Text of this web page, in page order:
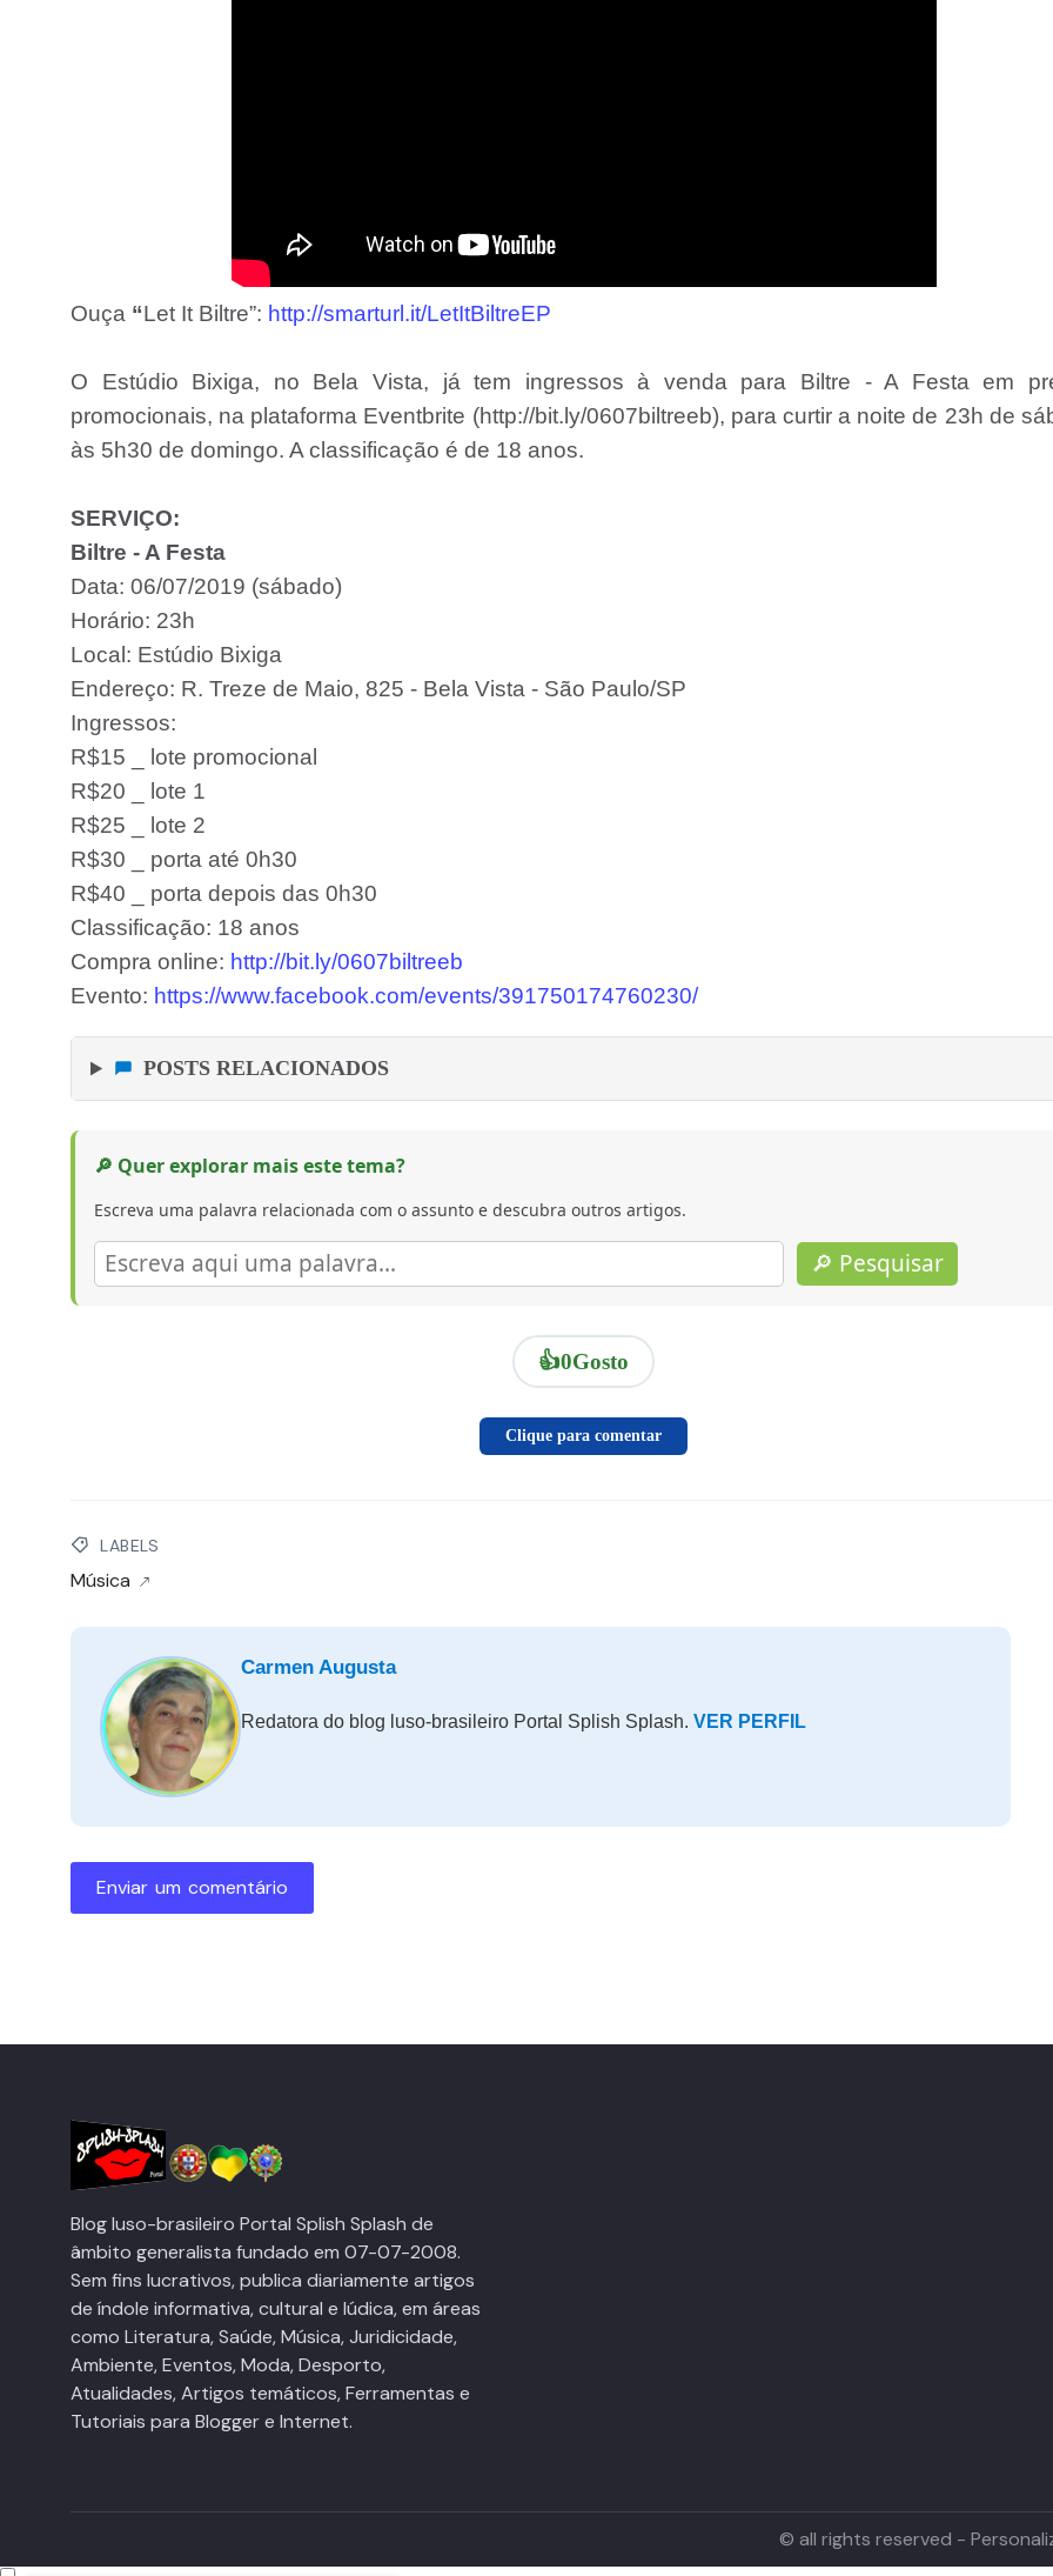
Ouça “Let It Biltre”: http://smarturl.it/LetItBiltreEP
O Estúdio Bixiga, no Bela Vista, já tem ingressos à venda para Biltre - A Festa em
promocionais, na plataforma Eventbrite (http://bit.ly/0607biltreeb), para curtir a noite de 23h de
às 5h30 de domingo. A classificação é de 18 anos.
SERVIÇO:
Biltre - A Festa
Data: 06/07/2019 (sábado)
Horário: 23h
Local: Estúdio Bixiga
Endereço: R. Treze de Maio, 825 - Bela Vista - São Paulo/SP
Ingressos:
R$15 _ lote promocional
R$20 _ lote 1
R$25 _ lote 2
R$30 _ porta até 0h30
R$40 _ porta depois das 0h30
Classificação: 18 anos
Compra online: http://bit.ly/0607biltreeb
Evento: https://www.facebook.com/events/391750174760230/
POSTS RELACIONADOS
🔎 Quer explorar mais este tema?
Escreva uma palavra relacionada com o assunto e descubra outros artigos.
🔎 Pesquisar
👍0Gosto
Clique para comentar
LABELS
Música
Carmen Augusta
Redatora do blog luso-brasileiro Portal Splish Splash. VER PERFIL
Enviar um comentário
Blog luso-brasileiro Portal Splish Splash de
âmbito generalista fundado em 07-07-2008.
Sem fins lucrativos, publica diariamente artigos
de índole informativa, cultural e lúdica, em áreas
como Literatura, Saúde, Música, Juridicidade,
Ambiente, Eventos, Moda, Desporto,
Atualidades, Artigos temáticos, Ferramentas e
Tutoriais para Blogger e Internet.
© all rights reserved -